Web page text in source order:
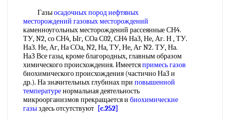
Газыосадочных породнефтяных
месторождений газовых месторождений
каменноугольных месторождений рассеянные СН4.
ТУ, N2, со СН4, Ыг, СОа С02, СН4 НаЗ, Не, Аг. Н , ТУ.
НаЗ. Не, Аг, На СОа, N2, На, ТУ, Не, Аг N2. ТУ, На.
НаЗ Все газы, кроме благородных, главным образом
химического происхождения. Имеетсяпримесь газов
биохимического происхождения (частично НаЗ и
др.). На значительных глубинах при повышенной
температуренормальная деятельность
микроорганизмов прекращается и биохимические
газыздесь отсутствуют [c.252]